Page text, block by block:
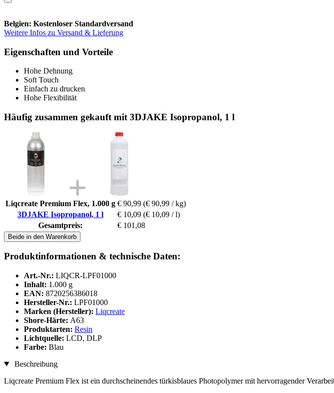
Belgien: Kostenloser Standardversand
Weitere Infos zu Versand & Lieferung
Eigenschaften und Vorteile
Hohe Dehnung
Soft Touch
Einfach zu drucken
Hohe Flexibilität
Häufig zusammen gekauft mit 3DJAKE Isopropanol, 1 l
Liqcreate Premium Flex, 1.000 g € 90,99 (€ 90,99 / kg)
3DJAKE Isopropanol, 1 l
€ 10,09 (€ 10,09 / l)
Gesamtpreis:
€ 101,08
Beide in den Warenkorb
Produktinformationen & technische Daten:
Art.-Nr.: LIQCR-LPF01000
Inhalt: 1.000 g
EAN: 8720256386018
Hersteller-Nr.: LPF01000
Marken (Hersteller): Liqcreate
Shore-Härte: A63
Produktarten: Resin
Lichtquelle: LCD, DLP
Farbe: Blau
Beschreibung
Liqcreate Premium Flex ist ein durchscheinendes türkisblaues Photopolymer mit hervorragender